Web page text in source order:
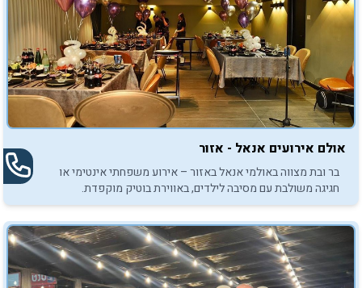
אולם אירועים אנאל - אזור
בר ובת מצווה באולמי אנאל באזור – אירוע משפחתי אינטימי או
חגיגה משולבת עם מסיבה לילדים, באווירת בוטיק מוקפדת.